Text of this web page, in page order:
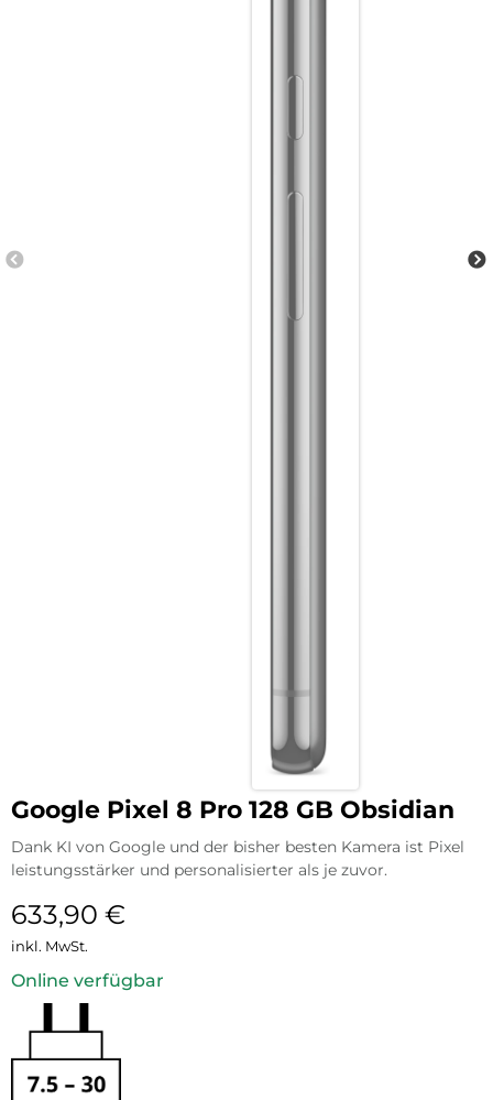
Google Pixel 8 Pro 128 GB Obsidian
Dank KI von Google und der bisher besten Kamera ist Pixel
leistungsstärker und personalisierter als je zuvor.
633,90 €
inkl. MwSt.
Online verfügbar